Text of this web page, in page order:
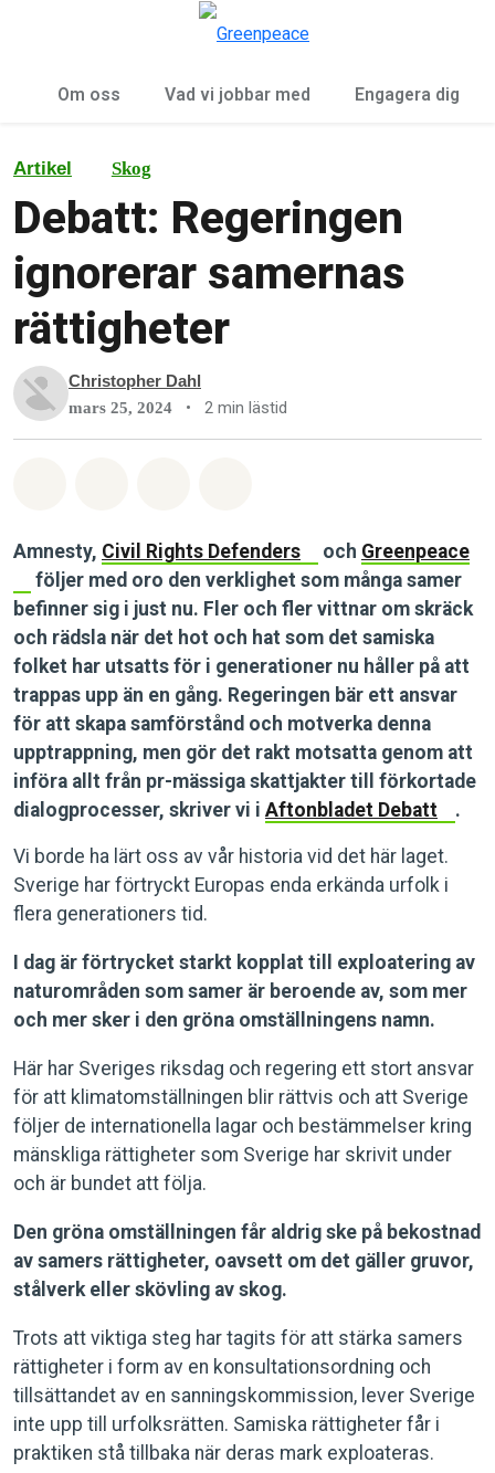
Om oss Vad vi jobbar med Engagera dig
Artikel Skog
Debatt: Regeringen
ignorerar samernas
rättigheter
Christopher Dahl
mars 25, 2024 • 2 min lästid
Amnesty, Civil Rights Defenders och Greenpeace
följer med oro den verklighet som många samer
befinner sig i just nu. Fler och fler vittnar om skräck
och rädsla när det hot och hat som det samiska
folket har utsatts för i generationer nu håller på att
trappas upp än en gång. Regeringen bär ett ansvar
för att skapa samförstånd och motverka denna
upptrappning, men gör det rakt motsatta genom att
införa allt från pr-mässiga skattjakter till förkortade
dialogprocesser, skriver vi i Aftonbladet Debatt .
Vi borde ha lärt oss av vår historia vid det här laget.
Sverige har förtryckt Europas enda erkända urfolk i
flera generationers tid.
I dag är förtrycket starkt kopplat till exploatering av
naturområden som samer är beroende av, som mer
och mer sker i den gröna omställningens namn.
Här har Sveriges riksdag och regering ett stort ansvar
för att klimatomställningen blir rättvis och att Sverige
följer de internationella lagar och bestämmelser kring
mänskliga rättigheter som Sverige har skrivit under
och är bundet att följa.
Den gröna omställningen får aldrig ske på bekostnad
av samers rättigheter, oavsett om det gäller gruvor,
stålverk eller skövling av skog.
Trots att viktiga steg har tagits för att stärka samers
rättigheter i form av en konsultationsordning och
tillsättandet av en sanningskommission, lever Sverige
inte upp till urfolksrätten. Samiska rättigheter får i
praktiken stå tillbaka när deras mark exploateras.